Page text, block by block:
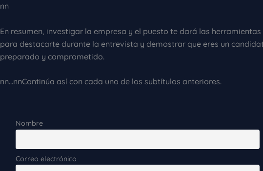
nn
En resumen, investigar la empresa y el puesto te dará las herramientas
para destacarte durante la entrevista y demostrar que eres un
preparado y comprometido.
nn…nnContinúa así con cada uno de los subtítulos anteriores.
Nombre
Correo electrónico